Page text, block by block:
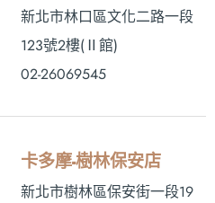
新北市林口區文化二路一段
123號2樓(Ⅱ館)
02-26069545
卡多摩-樹林保安店
新北市樹林區保安街一段19